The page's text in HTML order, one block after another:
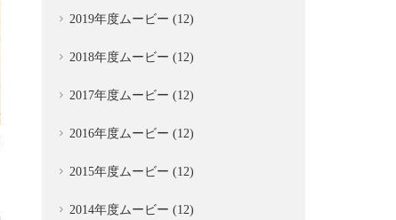
2019年度ムービー (12)
2018年度ムービー (12)
2017年度ムービー (12)
2016年度ムービー (12)
2015年度ムービー (12)
2014年度ムービー (12)